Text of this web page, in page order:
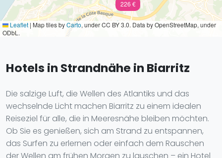
226 €
Leaflet | Map tiles byCarto, under CC BY 3.0. Data by OpenStreetMap, under
ODbL.
Hotels in Strandnähe in Biarritz
Die salzige Luft, die Wellen des Atlantiks und das
wechselnde Licht machen Biarritz zu einem idealen
Reiseziel für alle, die in Meeresnähe bleiben möchten.
Ob Sie es genießen, sich am Strand zu entspannen,
das Surfen zu erlernen oder einfach dem Rauschen